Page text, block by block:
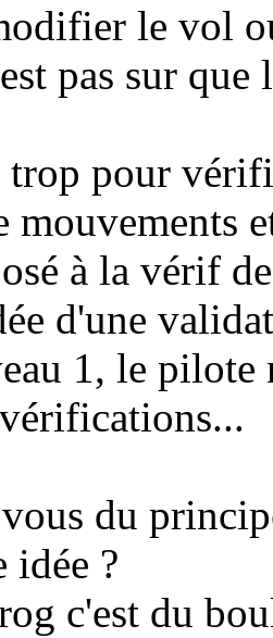
le vol
pas sur que
pour
mouvements
à la vérif
d'une
1, le pilote
du
idée ?
c'est du